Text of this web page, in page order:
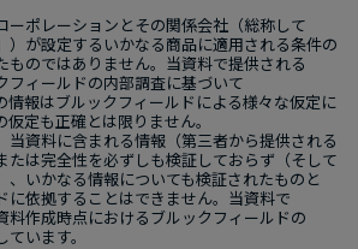
ーポレーションと​その​関係会社​（総称して​
）が​設定する​いかなる​商品に​適用される​条件の​
ものでは​ありません。​当資料で​提供される​
フィールドの​内部​調査に​基づいて​
情報は​ブルックフィールドに​よる​様々な​仮定に​
定も​正確とは​限りません。​
当資料に​含まれる​情報​（第三者から​提供される​
たは​完全性を​必ずしも​検証しておらず​（そして​
、​いかなる​情報に​ついても​検証された​ものと​
に​依拠する​ことは​できません。​当資料で​
料作成時点に​おける​ブルックフィールドの​
います。